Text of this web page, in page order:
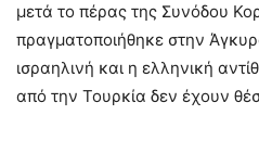
μετά το πέρας της Συνόδου
πραγματοποιήθηκε στην
ισραηλινή και η ελληνική
από την Τουρκία δεν έχουν